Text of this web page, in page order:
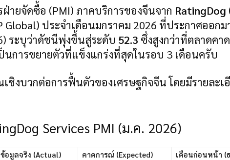
ายจัดซื้อ (PMI) ภาคบริการของจีนจาก RatingDog
Global) ประจำเดือนมกราคม 2026 ที่ประกาศออกม
ระบุว่าดัชนีพุ่งขึ้นสู่ระดับ 52.3 ซึ่งสูงกว่าที่ตลาดคา
นการขยายตัวที่แข็งแกร่งที่สุดในรอบ 3 เดือนครับ
งบวกต่อการฟื้นตัวของเศรษฐกิจจีน โดยมีรายละเ
Services PMI (ม.ค. 2026)
ข้อมูลจริง (Actual) คาดการณ์ (Expected)
เดือนก่อนหน้า (